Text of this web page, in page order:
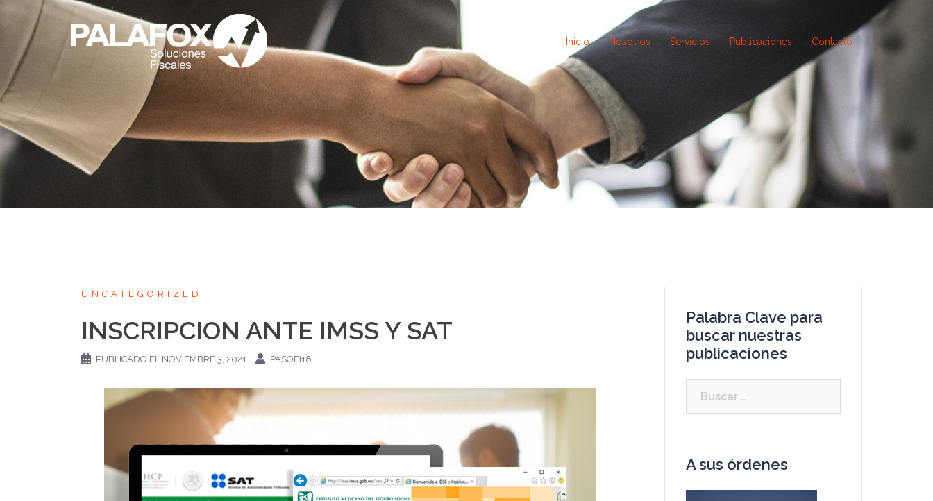
Inicio Nosotros Servicios Publicaciones Contacto
UNCATEGORIZED
INSCRIPCION ANTE IMSS Y SAT
PUBLICADO EL NOVIEMBRE 3, 2021 PASOFI18
Palabra Clave para
buscar nuestras
publicaciones
A sus órdenes